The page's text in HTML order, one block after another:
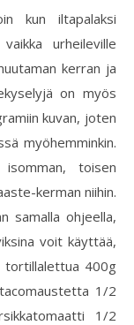
kun iltapalaksi
urheileville
kerran ja
on myös
kuvan, joten
myöhemminkin.
toisen
kerman niihin.
samalla ohjeella,
voit käyttää,
tortillalettua 400g
1/2
1/2